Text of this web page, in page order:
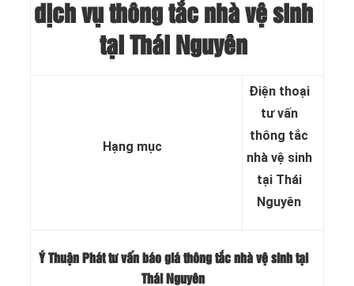
dịch vụ thông tắc nhà vệ sinh
tại Thái Nguyên
Hạng mục
Điện thoại
tư vấn
thông tắc
nhà vệ sinh
tại Thái
Nguyên
Ý Thuận Phát tư vấn báo giá thông tắc nhà vệ sinh tại
Thái Nguyên